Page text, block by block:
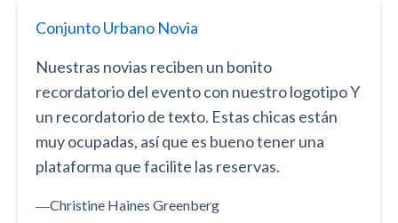
Conjunto Urbano Novia
Nuestras novias reciben un bonito
recordatorio del evento con nuestro logotipo Y
un recordatorio de texto. Estas chicas están
muy ocupadas, así que es bueno tener una
plataforma que facilite las reservas.
―Christine Haines Greenberg